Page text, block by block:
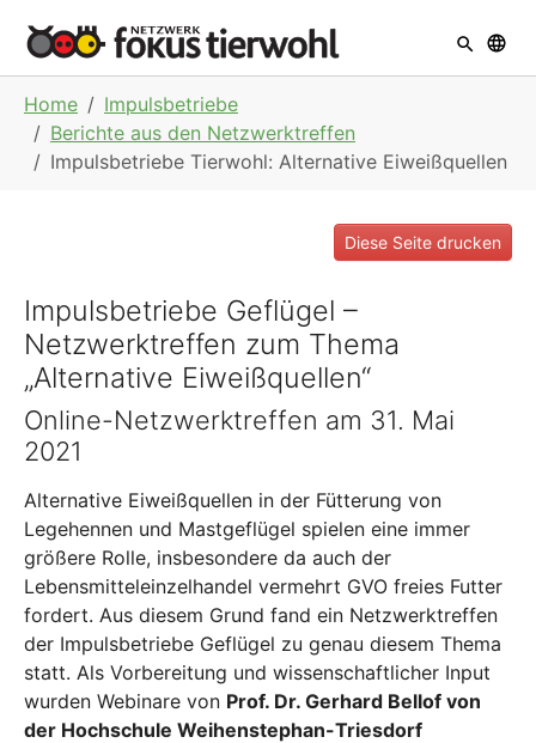
Home
Impulsbetriebe
Berichte aus den Netzwerktreffen
Impulsbetriebe Tierwohl: Alternative Eiweißquellen
Diese Seite drucken
Impulsbetriebe Geflügel –
Netzwerktreffen zum Thema
„Alternative Eiweißquellen“
Online-Netzwerktreffen am 31. Mai
2021
Alternative Eiweißquellen in der Fütterung von
Legehennen und Mastgeflügel spielen eine immer
größere Rolle, insbesondere da auch der
Lebensmitteleinzelhandel vermehrt GVO freies Futter
fordert. Aus diesem Grund fand ein Netzwerktreffen
der Impulsbetriebe Geflügel zu genau diesem Thema
statt. Als Vorbereitung und wissenschaftlicher Input
wurden Webinare von Prof. Dr. Gerhard Bellof von
der Hochschule Weihenstephan-Triesdorf